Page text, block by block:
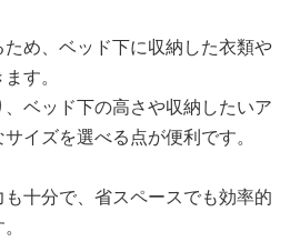
め、ベッド下に収納した衣類や
す。
ベッド下の高さや収納したいア
イズを選べる点が便利です。
十分で、省スペースでも効率的